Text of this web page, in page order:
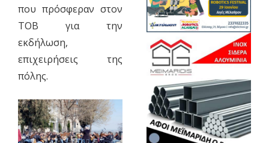
που πρόσφεραν στον
ΤΟΒ για την
εκδήλωση,
επιχειρήσεις της
πόλης.